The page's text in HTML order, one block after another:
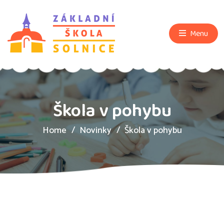
Menu
Škola v pohybu
Home Novinky Škola v pohybu